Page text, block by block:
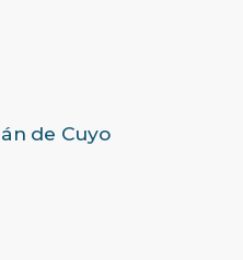
de Cuyo